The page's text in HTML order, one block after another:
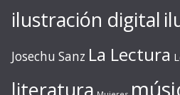
ilustración digital
Josechu Sanz La Lectura
literatura